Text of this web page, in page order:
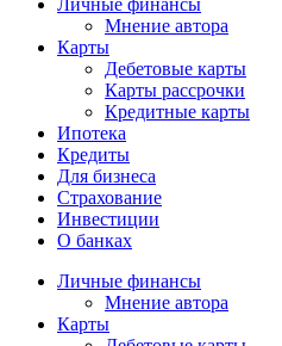
Мнение автора
Карты
Дебетовые карты
Карты рассрочки
Кредитные карты
Ипотека
Кредиты
Для бизнеса
Страхование
Инвестиции
О банках
Личные финансы
Мнение автора
Карты